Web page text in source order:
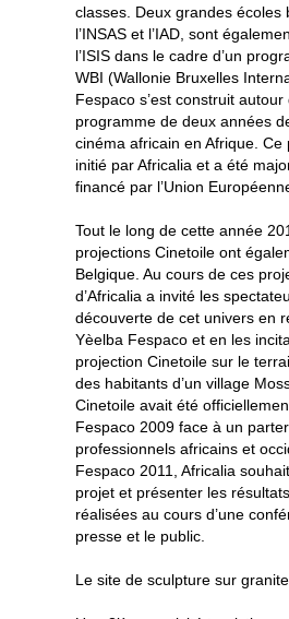
classes. Deux grandes écoles
l’INSAS et l’IAD, sont
l’ISIS dans le cadre d’un
WBI (Wallonie Bruxelles
Fespaco s’est construit
programme de deux années
cinéma africain en Afrique.
initié par Africalia et a été
financé par l’Union
Tout le long de cette année
projections Cinetoile ont
Belgique. Au cours de ces
d’Africalia a invité les
découverte de cet univers en
Yèelba Fespaco et en les
projection Cinetoile sur le
des habitants d’un village
Cinetoile avait été
Fespaco 2009 face à un
professionnels africains et
Fespaco 2011, Africalia
projet et présenter les
réalisées au cours d’une
presse et le public.
Le site de sculpture sur